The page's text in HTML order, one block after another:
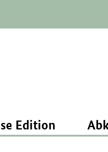
Edition